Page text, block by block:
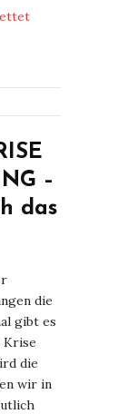
–
das
die
gibt es
Krise
die
wir in